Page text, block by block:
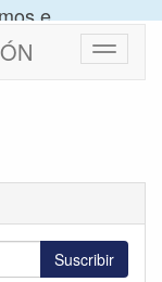
e
los
Cambiar
Suscribir